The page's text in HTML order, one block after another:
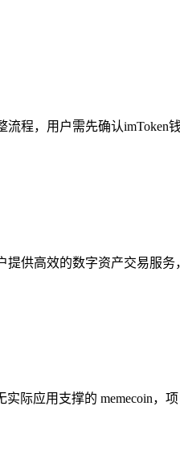
程，用户需先确认imToken
供高效的数字资产交易服
际应用支撑的 memecoin，